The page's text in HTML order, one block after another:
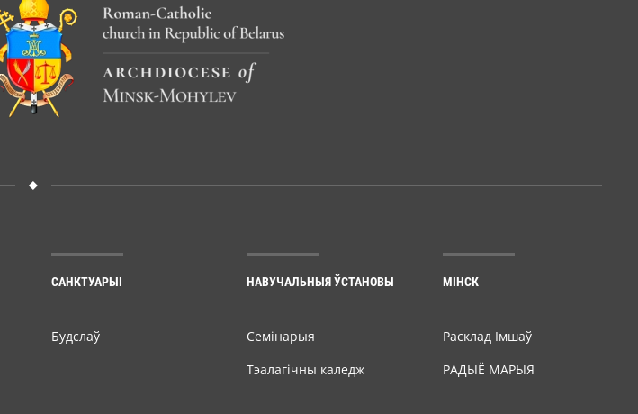
САНКТУАРЫІ
Будслаў
НАВУЧАЛЬНЫЯ ЎСТАНОВЫ
Семiнарыя
Тэалагічны каледж
МІНСК
Расклад Імшаў
РАДЫЁ МАРЫЯ